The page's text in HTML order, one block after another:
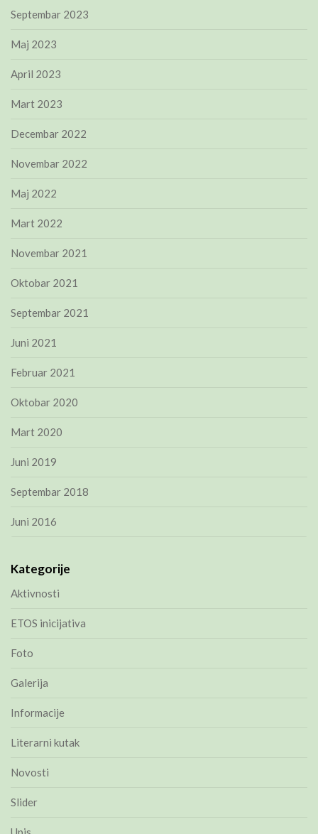
Septembar 2023
Maj 2023
April 2023
Mart 2023
Decembar 2022
Novembar 2022
Maj 2022
Mart 2022
Novembar 2021
Oktobar 2021
Septembar 2021
Juni 2021
Februar 2021
Oktobar 2020
Mart 2020
Juni 2019
Septembar 2018
Juni 2016
Kategorije
Aktivnosti
ETOS inicijativa
Foto
Galerija
Informacije
Literarni kutak
Novosti
Slider